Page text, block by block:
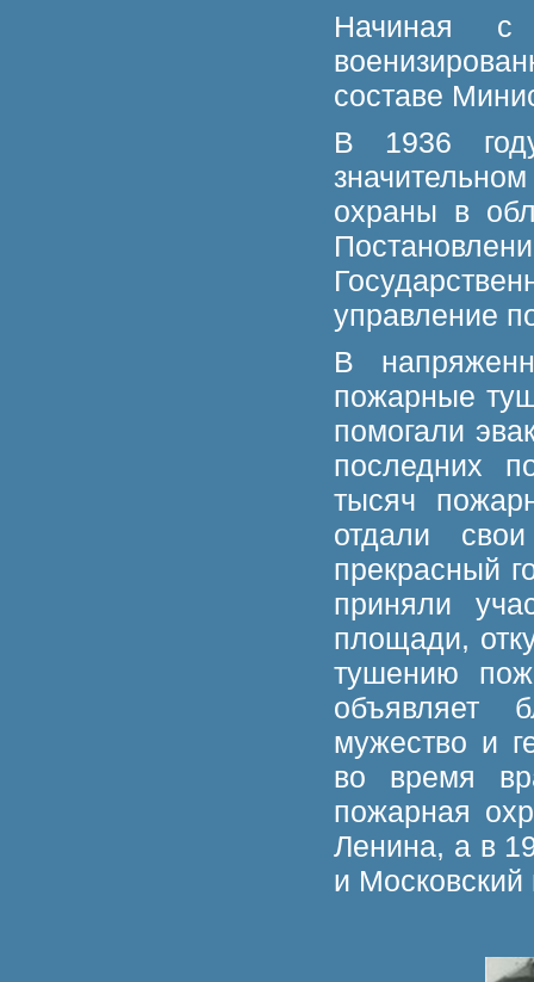
Начиная
составе
В 1936
охраны в
управление
В
пожарные
помогали
последних
тысяч
отдали
прекрасный
приняли
площади,
тушению
объявляет
мужество и
во время
пожарная
Ленина, а в
и